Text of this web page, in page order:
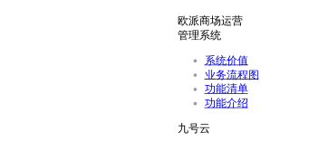
欧派商场运营
管理系统
系统价值
业务流程图
功能清单
功能介绍
九号云